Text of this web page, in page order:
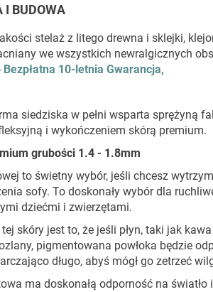
I BUDOWA
stelaż z litego drewna i sklejki,
we wszystkich newralgicznych
Bezpłatna 10-letnia Gwarancja,
siedziska w pełni wsparta sprężyną
i wykończeniem skórą premium.
grubości 1.4 - 1.8mm
to świetny wybór, jeśli chcesz
sofy. To doskonały wybór dla
dziećmi i zwierzętami.
skóry jest to, że jeśli płyn, taki jak
pigmentowana powłoka będzie
długo, abyś mógł go zetrzeć
ma doskonałą odporność na światło